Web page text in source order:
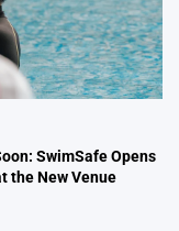
SwimSafe Opens
the New Venue